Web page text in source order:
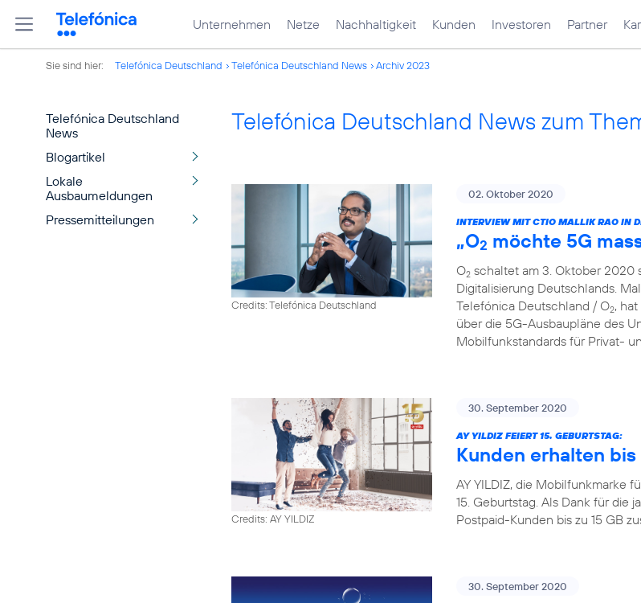
Unternehmen Netze Nachhaltigkeit Kunden Investoren Partner
Sie sind hier: Telefónica Deutschland Telefónica Deutschland News Archiv 2023
Telefónica Deutschland
News
Blogartikel
Lokale
Ausbaumeldungen
Pressemitteilungen
Telefónica Deutschland News zum
Credits: Telefónica Deutschland
02. Oktober 2020
INTERVIEW MIT CTIO MALLIK RAO IN
„O2 möchte 5G
O2 schaltet am 3. Oktober 2020
Digitalisierung Deutschlands.
Telefónica Deutschland / O2,
über die 5G-Ausbaupläne des
Mobilfunkstandards für Privat-
Credits: AY YILDIZ
30. September 2020
AY YILDIZ FEIERT 15. GEBURTSTAG:
Kunden erhalten
AY YILDIZ, die Mobilfunkmarke
15. Geburtstag. Als Dank für die
Postpaid-Kunden bis zu 15 GB
30. September 2020